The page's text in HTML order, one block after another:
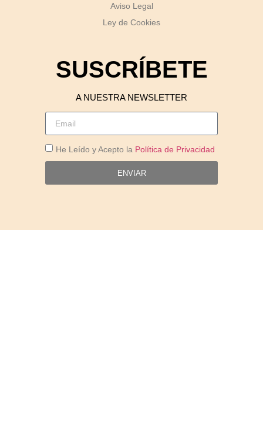
Aviso Legal
Ley de Cookies
SUSCRÍBETE
A NUESTRA NEWSLETTER
He Leído y Acepto la Política de Privacidad
ENVIAR